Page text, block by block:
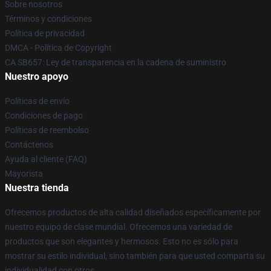
Sobre nosotros
Términos y condiciones
Política de privacidad
DMCA - Política de Copyright
CA SB657: Ley de transparencia en la cadena de suministro
Nuestro apoyo
Políticas de envío
Condiciones de pago
Políticas de reembolso
Contáctenos
Ayuda al cliente (FAQ)
Mayorista
Nuestra tienda
Ofrecemos productos de alta calidad diseñados específicamente por
nuestro equipo de clase mundial. Ofrecemos una variedad de
productos que son elegantes y hermosos. Esto no es sólo para
mostrar su estilo individual, sino también para que usted comparta su